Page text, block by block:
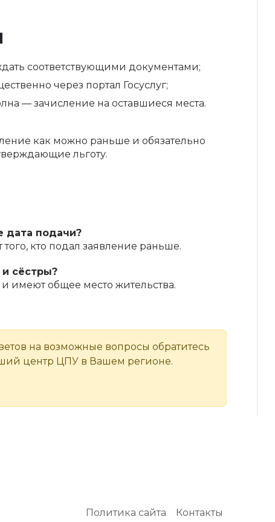
соответствующими документами;
через портал Госуслуг;
— зачисление на оставшиеся места.
как можно раньше и обязательно
льготу.
дата подачи?
кто подал заявление раньше.
сёстры?
имеют общее место жительства.
на возможные вопросы обратитесь
центр ЦПУ в Вашем регионе.
Политика сайта Контакты